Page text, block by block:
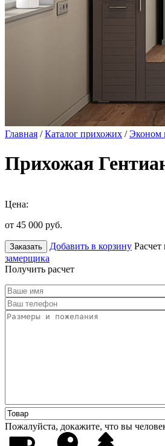
Главная /Каталог прихожих /Эконом
Прихожая
Цена:
от 45 000 руб.
Заказать Добавить в корзину
замерщика
Получить расчет
Пожалуйста, докажите, что вы